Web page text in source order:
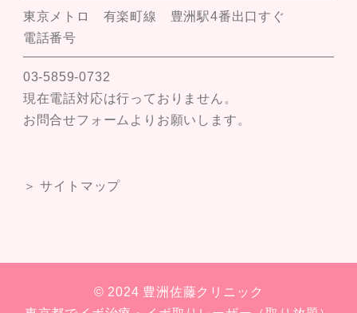
東京メトロ 有楽町線 豊洲駅4番出口すぐ
電話番号
03-5859-0732
現在電話対応は行っておりません。
お問合せフォームよりお願いします。
＞ サイトマップ
© 2024 豊洲佐藤クリニック